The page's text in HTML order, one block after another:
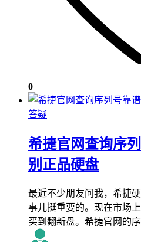
0
答疑
希捷官网查询序
别正品硬盘
最近不少朋友问我，希捷
事儿挺重要的。现在市场
买到翻新盘。希捷官网的